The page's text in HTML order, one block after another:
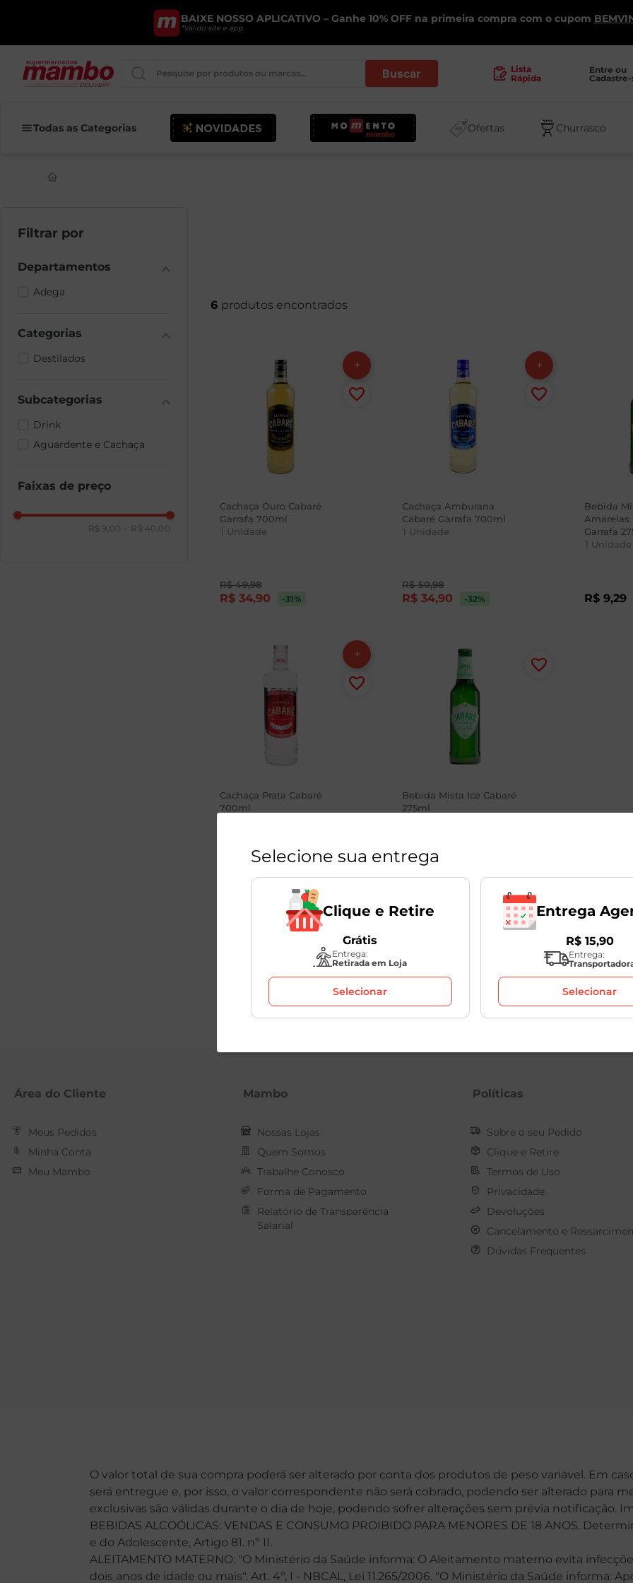
BAIXE NOSSO APLICATIVO – Ganhe 10% OFF na primeira compra com o cupom
*Válido site e app.
Pesquise por produtos ou marcas...
Lista
Rápida
Entre ou
Cadastre-
Todas as Categorias Ofertas Churrasco
Adega
Destilados
Drink
Aguardente e Cachaça
Faixas de preço
R$ 9,00 R$ 40,00
6
Cachaça Ouro Cabaré
Garrafa 700ml
1 Unidade
R$ 49,98
R$ 34,90 -31%
Cachaça Amburana
Cabaré Garrafa 700ml
1 Unidade
R$ 50,98
R$ 34,90 -32%
Bebida
Amarelas
Garrafa
1 Unidade
R$ 9,29
Cachaça Prata Cabaré
700ml
-40%
Produto Indisponível
Bebida Mista Ice Cabaré
275ml
Área do Cliente
Meus Pedidos
Minha Conta
Meu Mambo
Mambo
Nossas Lojas
Quem Somos
Trabalhe Conosco
Forma de Pagamento
Relatório de Transparência
Salarial
Políticas
Sobre o seu Pedido
Clique e Retire
Termos de Uso
Privacidade
Devoluções
Cancelamento e
Dúvidas Frequentes
O valor total de sua compra poderá ser alterado por conta dos produtos de peso variável. Em
será entregue e, por isso, o valor correspondente não será cobrado, podendo ser alterado para
exclusivas são válidas durante o dia de hoje, podendo sofrer alterações sem prévia notificação.
BEBIDAS ALCOÓLICAS: VENDAS E CONSUMO PROIBIDO PARA MENORES DE 18 ANOS.
e do Adolescente, Artigo 81. nº II.
ALEITAMENTO MATERNO: "O Ministério da Saúde informa: O Aleitamento materno evita
dois anos de idade ou mais". Art. 4º, I - NBCAL, Lei 11.265/2006. "O Ministério da Saúde informa:
Selecione sua entrega
Clique e Retire
Grátis
Entrega:
Retirada em Loja
Selecionar
Entrega
R$ 15,90
Entrega:
Selecionar
Queijo
Pao
Cerveja